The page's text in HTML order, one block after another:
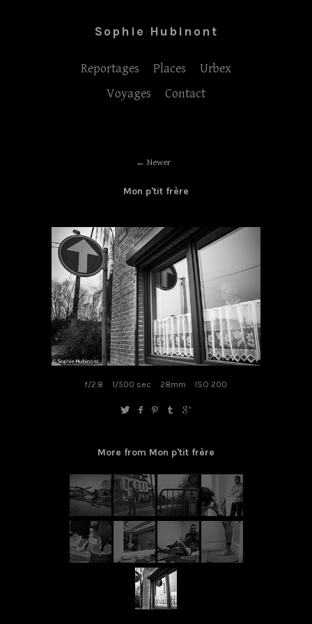
Sophie Hubinont
Reportages Places
Urbex
Voyages
Contact
Newer
Mon p'tit frère
f/2.8 1/500 sec 28mm ISO 200
More from Mon p'tit frère